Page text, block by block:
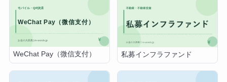
WeChat Pay（微信支付） 私募インフラファンド